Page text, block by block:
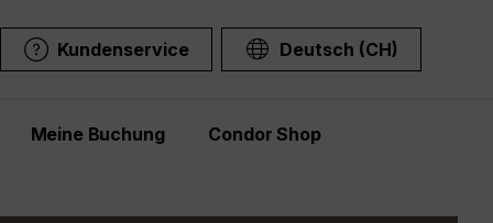
Kundenservice Deutsch (CH)
Meine Buchung Condor Shop